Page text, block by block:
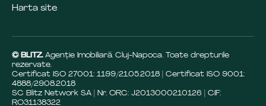
Harta site
© BLITZ. Agenție Imobiliară Cluj-Napoca. Toate drepturile
rezervate.
Certificat ISO 27001: 1199/21.05.2018 | Certificat ISO 9001:
4888/29.08.2018
SC Blitz Network SA | Nr. ORC: J2013000210126 | CIF:
RO31138322